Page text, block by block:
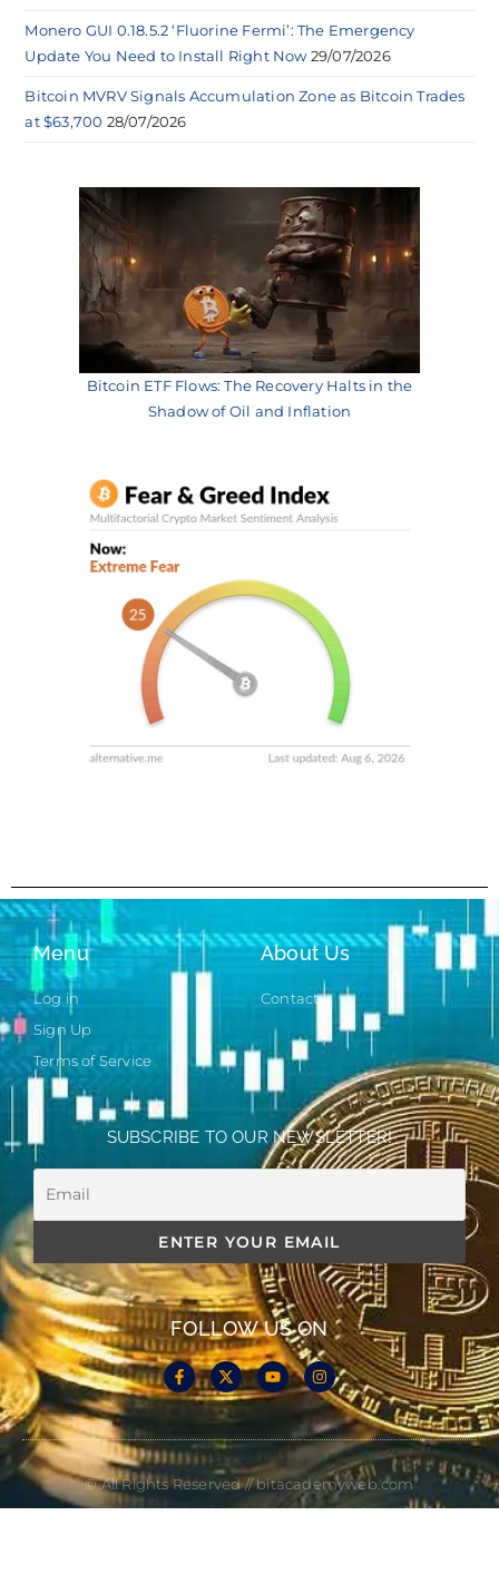
Monero GUI 0.18.5.2 ‘Fluorine Fermi’: The Emergency
Update You Need to Install Right Now 29/07/2026
Bitcoin MVRV Signals Accumulation Zone as Bitcoin Trades
at $63,700 28/07/2026
Bitcoin ETF Flows: The Recovery Halts in the
Shadow of Oil and Inflation
Menu
Log in
Sign Up
Terms of Service
About Us
Contact
SUBSCRIBE TO OUR NEWSLETTER!
FOLLOW US ON
© All Rights Reserved // bitacademyweb.com